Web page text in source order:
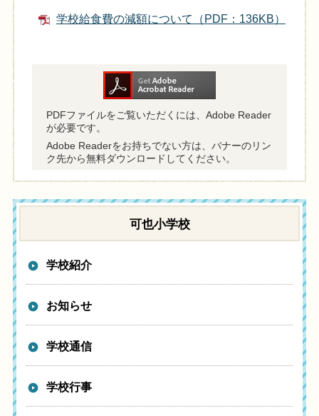
学校給食費の減額について（PDF：136KB）
PDFファイルをご覧いただくには、Adobe Reader
が必要です。
Adobe Readerをお持ちでない方は、バナーのリン
ク先から無料ダウンロードしてください。
可也小学校
学校紹介
お知らせ
学校通信
学校行事